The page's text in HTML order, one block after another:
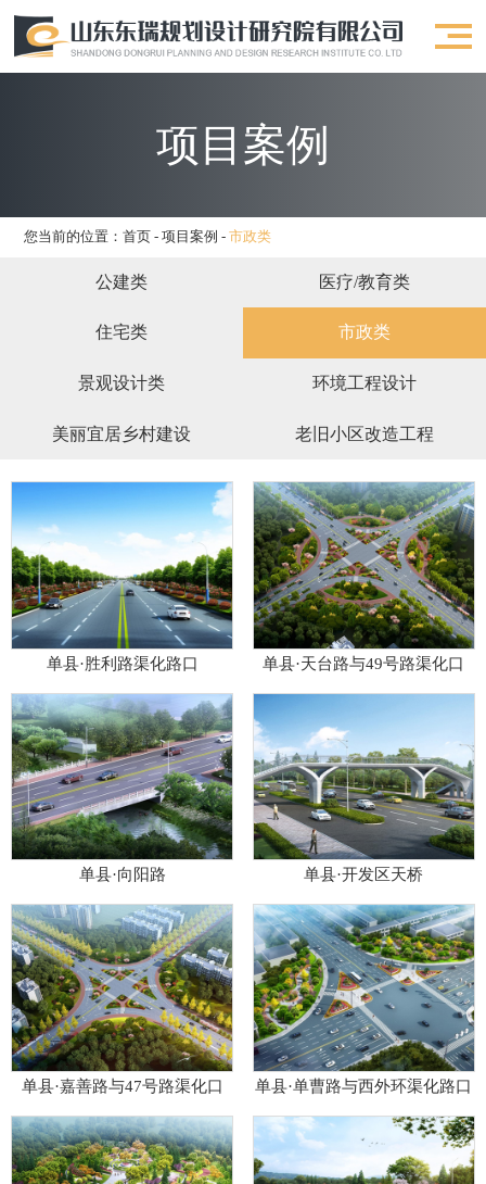
项目案例
您当前的位置：首页-项目案例 -市政类
公建类 医疗/教育类
住宅类 市政类
景观设计类 环境工程设计
美丽宜居乡村建设 老旧小区改造工程
单县·胜利路渠化路口 单县·天台路与49号路渠化口
单县·向阳路 单县·开发区天桥
单县·嘉善路与47号路渠化口 单县·单曹路与西外环渠化路口